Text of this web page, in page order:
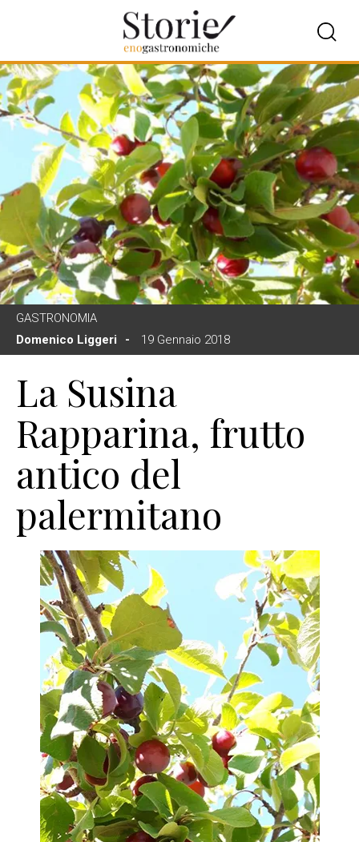
GASTRONOMIA
Domenico Liggeri
19 Gennaio 2018
La Susina
Rapparina, frutto
antico del
palermitano